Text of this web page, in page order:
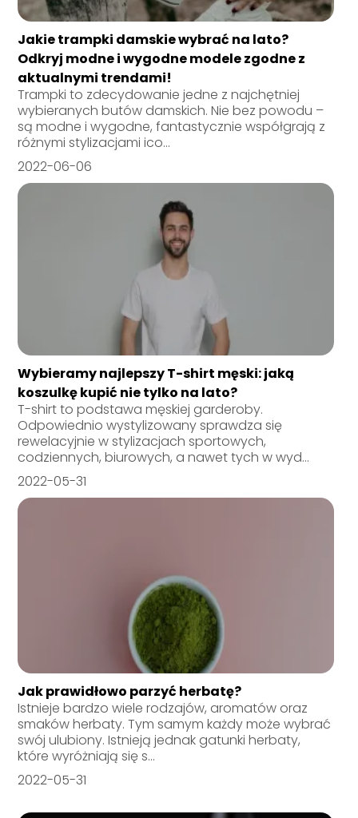
Jakie trampki damskie wybrać na lato?
Odkryj modne i wygodne modele zgodne z
aktualnymi trendami!
Trampki to zdecydowanie jedne z najchętniej
wybieranych butów damskich. Nie bez powodu –
są modne i wygodne, fantastycznie współgrają z
różnymi stylizacjami ico...
2022-06-06
Wybieramy najlepszy T-shirt męski: jaką
koszulkę kupić nie tylko na lato?
T-shirt to podstawa męskiej garderoby.
Odpowiednio wystylizowany sprawdza się
rewelacyjnie w stylizacjach sportowych,
codziennych, biurowych, a nawet tych w wyd...
2022-05-31
Jak prawidłowo parzyć herbatę?
Istnieje bardzo wiele rodzajów, aromatów oraz
smaków herbaty. Tym samym każdy może wybrać
swój ulubiony. Istnieją jednak gatunki herbaty,
które wyróżniają się s...
2022-05-31